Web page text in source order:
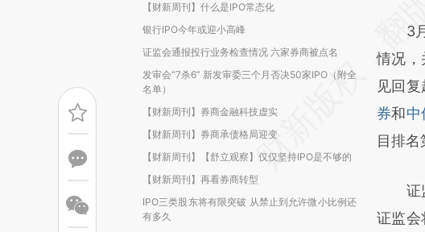
【财新周刊】什么是IPO常态化
银行IPO今年或迎小高峰
证监会通报投行业务检查情况 六家券商被点名
发审会“7杀6” 新发审委三个月否决50家IPO（附全
名单）
【财新周刊】券商金融科技虚实
【财新周刊】券商承债格局迎变
【财新周刊】【舒立观察】仅仅坚持IPO是不够的
【财新周刊】再看券商转型
IPO三类股东将有限突破 从禁止到允许微小比例还
有多久
成，可
新观
对和校
3月9
情况，
见回
券和中
目排名
证监
证监会